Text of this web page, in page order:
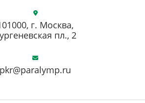
pkr@paralymp.ru
г. Москва,
пл., 2